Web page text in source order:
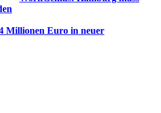
Millionen Euro in neuer